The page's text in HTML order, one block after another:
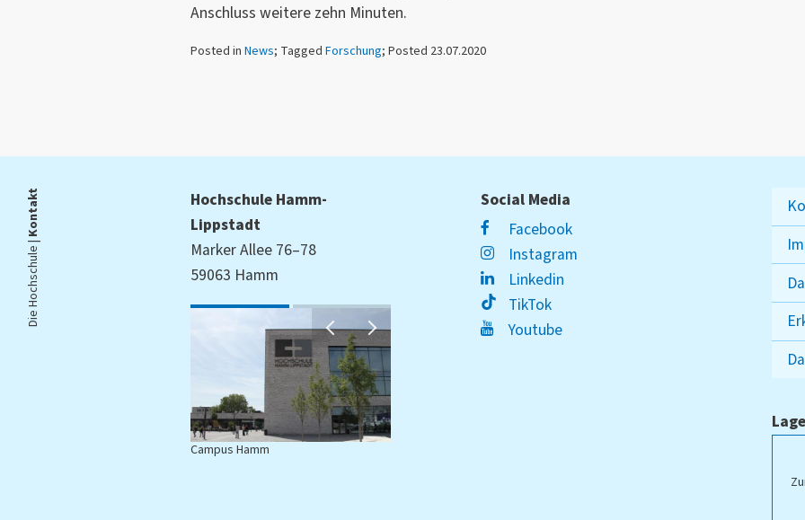
Anschluss weitere zehn Minuten.
Posted in News; Tagged Forschung; Posted 23.07.2020
Die Hochschule |
Kontakt
Hochschule Hamm-
Lippstadt
Marker Allee 76–78
59063 Hamm
Campus Hamm
Social Media
Facebook
Instagram
Linkedin
TikTok
Youtube